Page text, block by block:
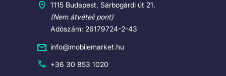
1115 Budapest, Sárbogárdi út 21.
(Nem átvételi pont)
Adószám: 26179724-2-43
info@mobilemarket.hu
+36 30 853 1020